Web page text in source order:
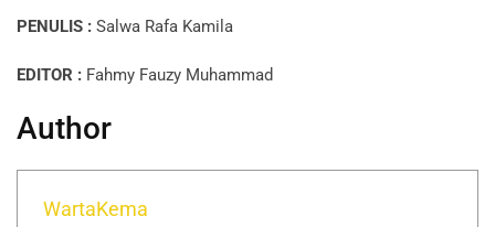
PENULIS : Salwa Rafa Kamila
EDITOR : Fahmy Fauzy Muhammad
Author
WartaKema